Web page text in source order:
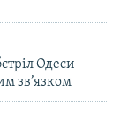
Одеси
зв’язком